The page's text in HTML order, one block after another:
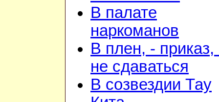
В палате
наркоманов
В плен, - приказ,
не сдаваться
В созвездии Тау